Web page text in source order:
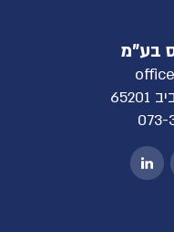
בע"מ
073-